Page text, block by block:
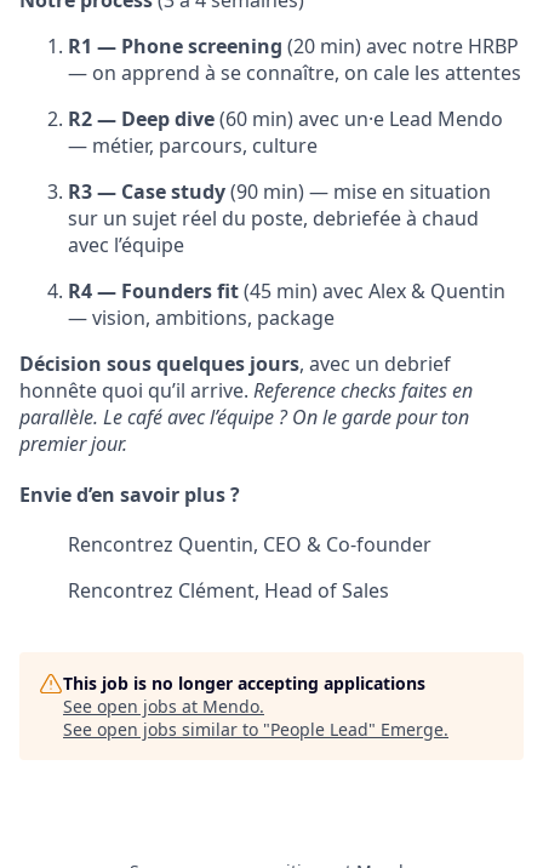
R1 — Phone screening (20 min) avec notre HRBP
— on apprend à se connaître, on cale les attentes
R2 — Deep dive(60 min) avec un·e Lead Mendo
— métier, parcours, culture
R3 — Case study(90 min) — mise en situation
sur un sujet réel du poste, debriefée à chaud
avec l’équipe
R4 — Founders fit(45 min) avec Alex & Quentin
— vision, ambitions, package
Décision sous quelques jours, avec un debrief
honnête quoi qu’il arrive. Reference checks faites en
parallèle. Le café avec l’équipe ? On le garde pour ton
premier jour.
Envie d’en savoir plus ?
Rencontrez Quentin, CEO & Co-founder
Rencontrez Clément, Head of Sales
This job is no longer accepting applications
See open jobs at Mendo.
See open jobs similar to "People Lead" Emerge.